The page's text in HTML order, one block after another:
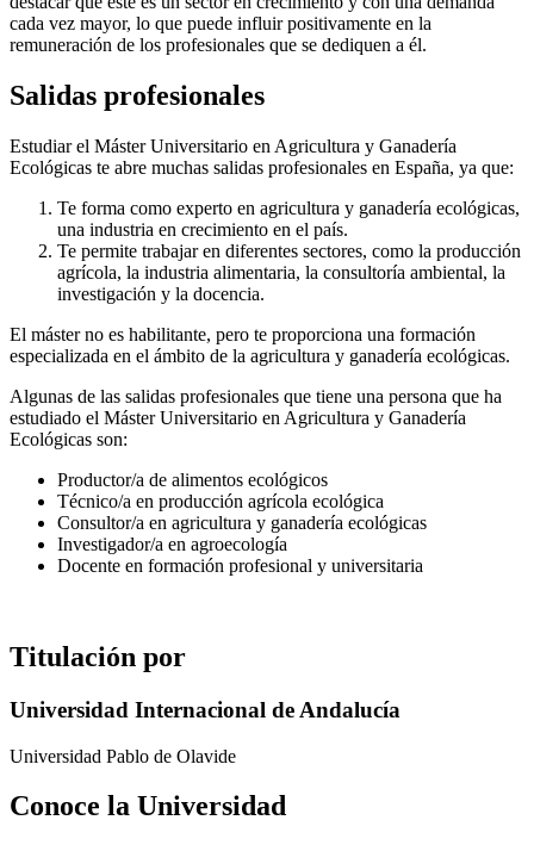
cada vez mayor, lo que puede influir positivamente en la
remuneración de los profesionales que se dediquen a él.
Salidas profesionales
Estudiar el Máster Universitario en Agricultura y Ganadería
Ecológicas te abre muchas salidas profesionales en España, ya que:
Te forma como experto en agricultura y ganadería ecológicas,
una industria en crecimiento en el país.
Te permite trabajar en diferentes sectores, como la producción
agrícola, la industria alimentaria, la consultoría ambiental, la
investigación y la docencia.
El máster no es habilitante, pero te proporciona una formación
especializada en el ámbito de la agricultura y ganadería ecológicas.
Algunas de las salidas profesionales que tiene una persona que ha
estudiado el Máster Universitario en Agricultura y Ganadería
Ecológicas son:
Productor/a de alimentos ecológicos
Técnico/a en producción agrícola ecológica
Consultor/a en agricultura y ganadería ecológicas
Investigador/a en agroecología
Docente en formación profesional y universitaria
Titulación por
Universidad Internacional de Andalucía
Universidad Pablo de Olavide
Conoce la Universidad